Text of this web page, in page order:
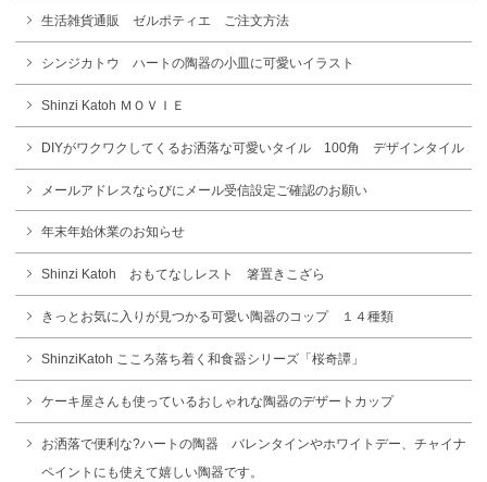
生活雑貨通販 ゼルポティエ ご注文方法
シンジカトウ ハートの陶器の小皿に可愛いイラスト
Shinzi Katoh ＭＯＶＩＥ
DIYがワクワクしてくるお洒落な可愛いタイル 100角 デザインタイル
メールアドレスならびにメール受信設定ご確認のお願い
年末年始休業のお知らせ
Shinzi Katoh おもてなしレスト 箸置きこざら
きっとお気に入りが見つかる可愛い陶器のコップ １４種類
ShinziKatoh こころ落ち着く和食器シリーズ「桜奇譚」
ケーキ屋さんも使っているおしゃれな陶器のデザートカップ
お洒落で便利な?ハートの陶器 バレンタインやホワイトデー、チャイナ
ペイントにも使えて嬉しい陶器です。